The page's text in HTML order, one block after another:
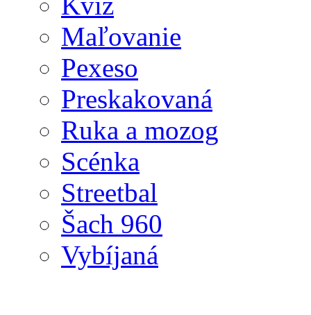
Maľovanie
Pexeso
Preskakovaná
Ruka a mozog
Scénka
Streetbal
Šach 960
Vybíjaná